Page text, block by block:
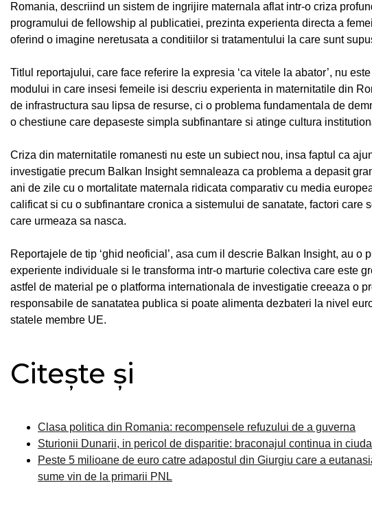
Romania, descriind un sistem de ingrijire maternala aflat intr-o criza
programului de fellowship al publicatiei, prezinta experienta directa a
oferind o imagine neretusata a conditiilor si tratamentului la care sunt
Titlul reportajului, care face referire la expresia ‘ca vitele la abator’, nu
modului in care insesi femeile isi descriu experienta in maternitatile din
de infrastructura sau lipsa de resurse, ci o problema fundamentala de
o chestiune care depaseste simpla subfinantare si atinge cultura
Criza din maternitatile romanesti nu este un subiect nou, insa faptul ca
investigatie precum Balkan Insight semnaleaza ca problema a depasit
ani de zile cu o mortalitate maternala ridicata comparativ cu media
calificat si cu o subfinantare cronica a sistemului de sanatate, factori care
care urmeaza sa nasca.
Reportajele de tip ‘ghid neoficial’, asa cum il descrie Balkan Insight, au o
experiente individuale si le transforma intr-o marturie colectiva care este
astfel de material pe o platforma internationala de investigatie creeaza o
responsabile de sanatatea publica si poate alimenta dezbateri la nivel
statele membre UE.
Citește și
Clasa politica din Romania: recompensele refuzului de a guverna
Sturionii Dunarii, in pericol de disparitie: braconajul continua in
Peste 5 milioane de euro catre adapostul din Giurgiu care a
sume vin de la primarii PNL